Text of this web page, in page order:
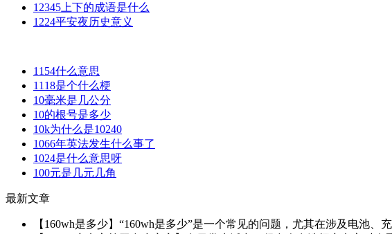
12345上下的成语是什么
1224平安夜历史意义
1154什么意思
1118是个什么梗
10毫米是几公分
10的根号是多少
10k为什么是10240
1066年英法发生什么事了
1024是什么意思呀
100元是几元几角
最新文章
【160wh是多少】“160wh是多少”是一个常见的问题，尤其在涉及电池、